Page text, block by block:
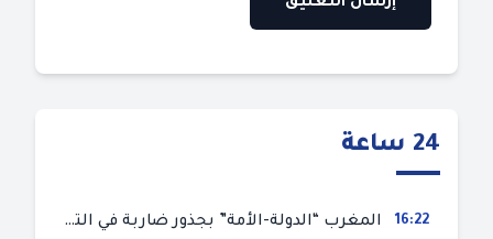
24 ساعة
16:22 المغرب “الدولة-الأمة” بجذور ضاربة في التاريخ دستوريا وثقافيا في إطار الحرية والاختيار